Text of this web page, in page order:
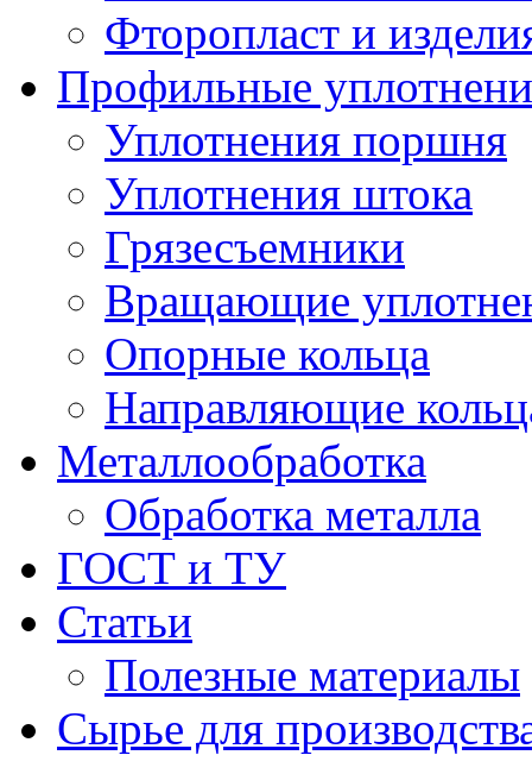
Фторопласт и
Профильные
Уплотнения поршня
Уплотнения штока
Грязесъемники
Вращающие
Опорные кольца
Направляющие
Металлообработка
Обработка металла
ГОСТ и ТУ
Статьи
Полезные материалы
Сырье для